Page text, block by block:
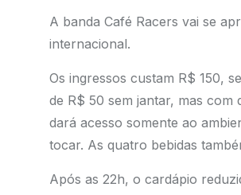
A banda Café Racers vai se
internacional.
Os ingressos custam R$ 150,
de R$ 50 sem jantar, mas
dará acesso somente ao
tocar. As quatro bebidas
Após as 22h, o cardápio